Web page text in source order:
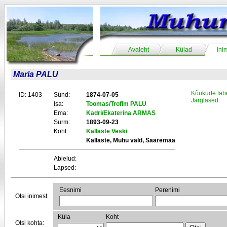
Avaleht Külad
Maria PALU
ID: 1403 Sünd:
1874-07-05
Isa:
Toomas/Trofim PALU
Ema:
Kadri/Ekaterina ARMAS
Surm:
1893-09-23
Koht:
Kallaste Veski
Kallaste, Muhu vald, Saaremaa
Abielud:
Lapsed:
Kõukude
Järglased
Otsi inimest:
Eesnimi Perenimi
Otsi kohta:
Küla Koht